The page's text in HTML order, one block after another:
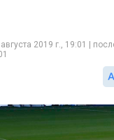
2019 г., 19:01 |